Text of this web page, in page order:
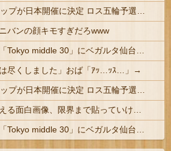
バンの顔キモすぎだろwww
尽くしました」おば「ｱｯ…ｯｽ…」→